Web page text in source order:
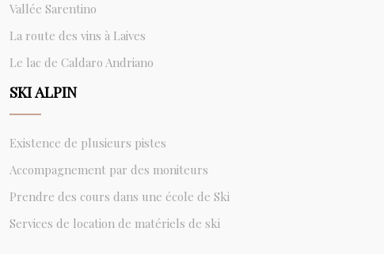
Vallée Sarentino
La route des vins à Laives
Le lac de Caldaro Andriano
SKI ALPIN
Existence de plusieurs pistes
Accompagnement par des moniteurs
Prendre des cours dans une école de Ski
Services de location de matériels de ski